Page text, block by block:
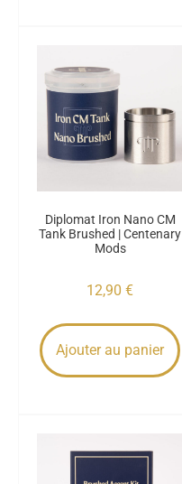
Diplomat Iron Nano CM
Tank Brushed | Centenary
Mods
12,90 €
Ajouter au panier